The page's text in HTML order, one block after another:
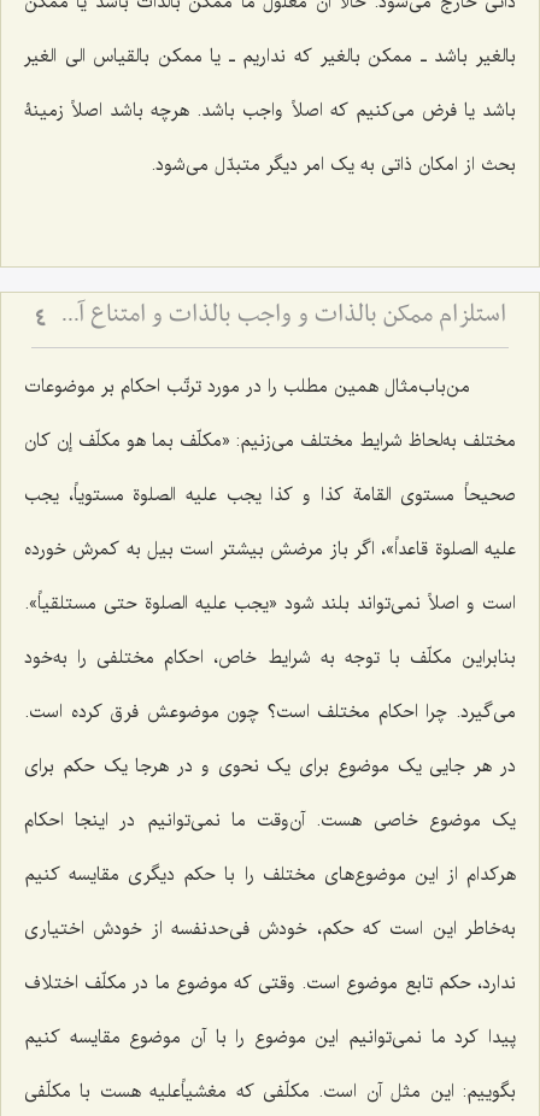
بالغیر باشد ـ ممکن بالغیر که نداریم ـ یا ممکن بالقیاس الى الغیر
باشد یا فرض مى‌کنیم که اصلاً واجب باشد. هرچه باشد اصلاً زمینۀ
بحث از امکان ذاتى به یک امر دیگر متبدّل مى‌شود.
استلزام ممکن بالذات و واجب بالذات و امتناع آن - بررسی نسبت علیت و معلولیت در ضرورت و امکان 4
من‌باب‌مثال همین مطلب را در مورد ترتّب احکام بر موضوعات
مختلف به‌لحاظ شرایط مختلف مى‌زنیم: «مکلّف بما هو مکلّف إن کان
صحیحاً مستوى القامة کذا و کذا یجب علیه الصلوة مستویاً، یجب
علیه الصلوة قاعداً»، اگر باز مرضش بیشتر است بیل به کمرش خورده
است و اصلاً نمى‌تواند بلند شود «یجب علیه الصلوة حتى مستلقیاً».
بنابراین مکلّف با توجه به شرایط خاص، احکام مختلفى را به‌خود
مى‌گیرد. چرا احکام مختلف است؟ چون موضوعش فرق کرده است.
در هر جایى یک موضوع براى یک نحوى و در هرجا یک حکم براى
یک موضوع خاصى هست. آن‌وقت ما نمى‌توانیم در اینجا احکام
هرکدام از این موضوع‌هاى مختلف را با حکم دیگرى مقایسه کنیم
به‌خاطر این است که‌ حکم، خودش فى‌حد‌نفسه از خودش اختیارى
ندارد، حکم تابع موضوع است. وقتى ‌که موضوع ما در مکلّف اختلاف
پیدا کرد ما نمى‌توانیم این موضوع را با آن موضوع مقایسه کنیم
بگوییم: این مثل آن است. مکلّفى که مغشیاًعلیههست با مکلّفى